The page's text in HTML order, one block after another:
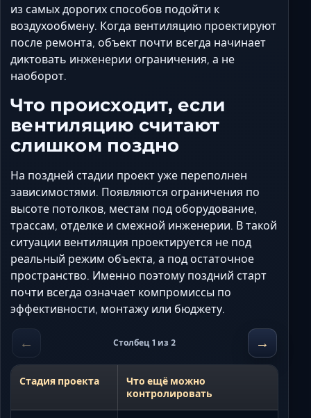
Ставрополь
Таганрог
Феодосия
из самых дорогих способов подойти к
воздухообмену. Когда вентиляцию проектируют
после ремонта, объект почти всегда начинает
диктовать инженерии ограничения, а не
наоборот.
Что происходит, если
вентиляцию считают
слишком поздно
На поздней стадии проект уже переполнен
зависимостями. Появляются ограничения по
высоте потолков, местам под оборудование,
трассам, отделке и смежной инженерии. В такой
ситуации вентиляция проектируется не под
реальный режим объекта, а под остаточное
пространство. Именно поэтому поздний старт
почти всегда означает компромиссы по
эффективности, монтажу или бюджету.
← Столбец 1 из 2 →
Стадия проекта
Что ещё можно
контролировать